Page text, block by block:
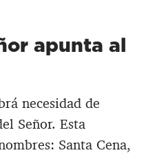
apunta al
necesidad de
Señor. Esta
Santa Cena,